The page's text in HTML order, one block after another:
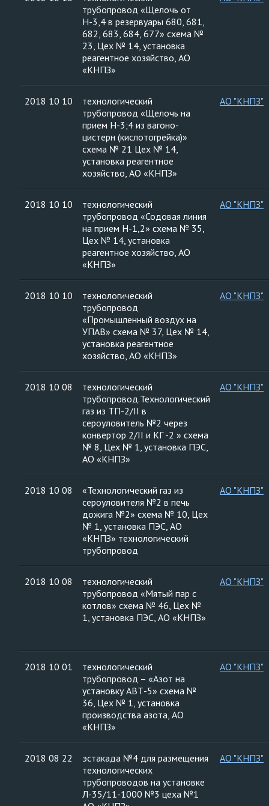
трубопровод «Щелочь от
Н-3,4 в резервуары 680, 681,
682, 683, 684, 677» схема №
23, Цех № 14, установка
реагентное хозяйство, АО
«КНПЗ»
2018 10 10
технологический
трубопровод «Щелочь на
прием Н-3;4 из вагоно-
цистерн (кислотогрейка)»
схема № 21 Цех № 14,
установка реагентное
хозяйство, АО «КНПЗ»
АО "КНПЗ"
2018 10 10
технологический
трубопровод «Содовая линия
на прием Н-1,2» схема № 35,
Цех № 14, установка
реагентное хозяйство, АО
«КНПЗ»
АО "КНПЗ"
2018 10 10
технологический
трубопровод
«Промышленный воздух на
УПАВ» схема № 37, Цех № 14,
установка реагентное
хозяйство, АО «КНПЗ»
АО "КНПЗ"
2018 10 08
технологический
трубопровод.Технологический
газ из ТП-2/II в
сероуловитель №2 через
конвертор 2/II и КГ -2 » схема
№ 8, Цех № 1, установка ПЭС,
АО «КНПЗ»
АО "КНПЗ"
2018 10 08
«Технологический газ из
сероуловителя №2 в печь
дожига №2» схема № 10, Цех
№ 1, установка ПЭС, АО
«КНПЗ» технологический
трубопровод
АО "КНПЗ"
2018 10 08
технологический
трубопровод «Мятый пар с
котлов» схема № 46, Цех №
1, установка ПЭС, АО «КНПЗ»
АО "КНПЗ"
2018 10 01
технологический
трубопровод – «Азот на
установку АВТ-5» схема №
36, Цех № 1, установка
производства азота, АО
«КНПЗ»
АО "КНПЗ"
2018 08 22
эстакада №4 для размещения
технологических
трубопроводов на установке
Л-35/11-1000 №3 цеха №1
АО "КНПЗ"